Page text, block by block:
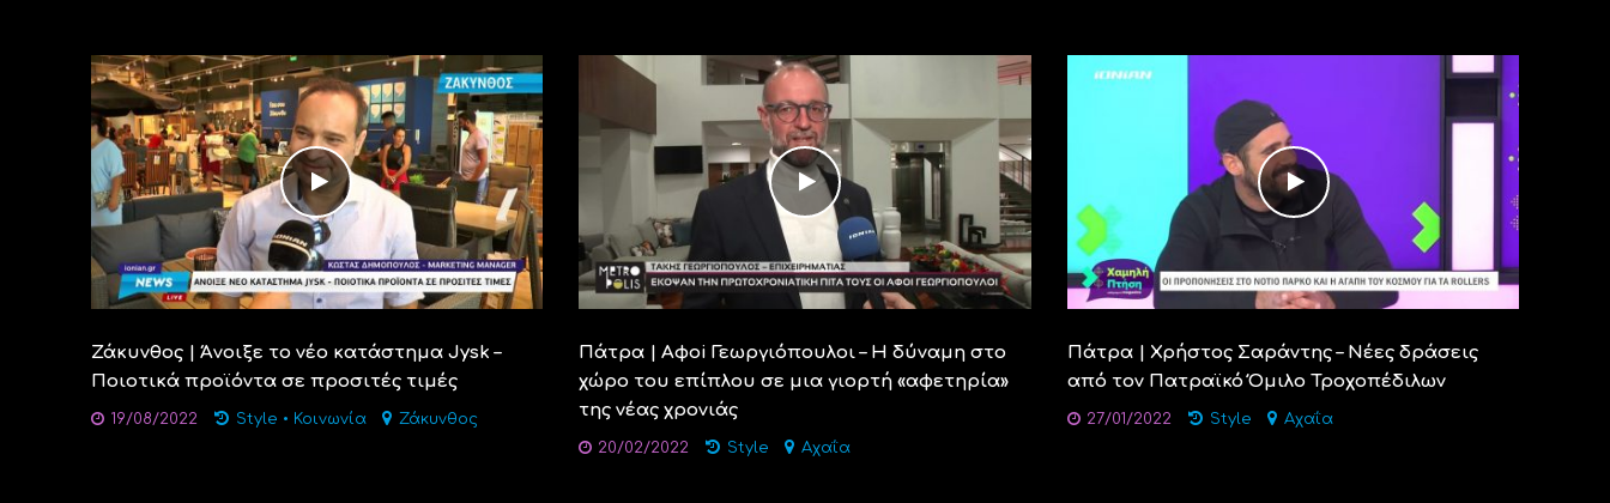
Ζάκυνθος | Άνοιξε το νέο κατάστημα Jysk –
Ποιοτικά προϊόντα σε προσιτές τιμές
19/08/2022 Style • Κοινωνία Ζάκυνθος
Πάτρα | Aφοi Γεωργιόπουλοι – Η δύναμη στο
χώρο του επίπλου σε μια γιορτή «αφετηρία»
της νέας χρονιάς
20/02/2022 Style Αχαΐα
Πάτρα | Χρήστος Σαράντης – Νέες δράσεις
από τον Πατραϊκό Όμιλο Τροχοπέδιλων
27/01/2022 Style Αχαΐα